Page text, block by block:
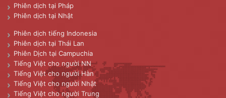
Phiên dịch tại Pháp
Phiên dịch tại Nhật
Phiên dịch tiếng Indonesia
Phiên dịch tại Thái Lan
Phiên Dịch tại Campuchia
Tiếng Việt cho người NN
Tiếng Việt cho người Hàn
Tiếng Việt cho người Nhật
Tiếng Việt cho người Trung